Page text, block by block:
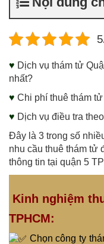
♥ Dịch vụ thám tử
nhất?
♥ Chi phí thuê thám
♥ Dịch vụ điều tra
Đây là 3 trong số
nhu cầu thuê thám tử
thông tin tại quận 5
Kinh nghiệm
TPHCM:
Chọn công ty